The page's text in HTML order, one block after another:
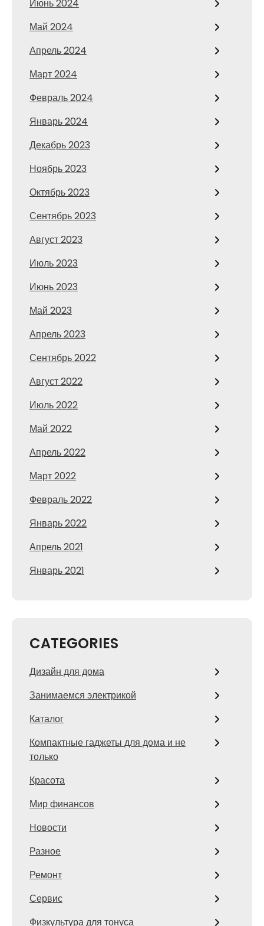
Июнь 2024
Май 2024
Апрель 2024
Март 2024
Февраль 2024
Январь 2024
Декабрь 2023
Ноябрь 2023
Октябрь 2023
Сентябрь 2023
Август 2023
Июль 2023
Июнь 2023
Май 2023
Апрель 2023
Сентябрь 2022
Август 2022
Июль 2022
Май 2022
Апрель 2022
Март 2022
Февраль 2022
Январь 2022
Апрель 2021
Январь 2021
CATEGORIES
Дизайн для дома
Занимаемся электрикой
Каталог
Компактные гаджеты для дома и не
только
Красота
Мир финансов
Новости
Разное
Ремонт
Сервис
Физкультура для тонуса